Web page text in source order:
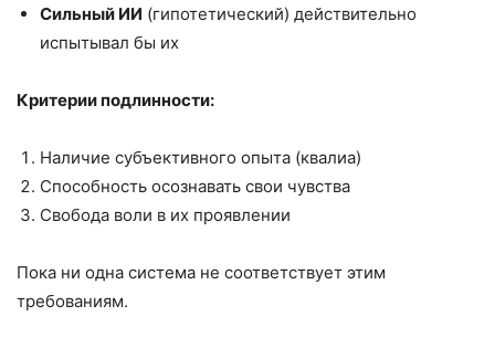
Сильный ИИ (гипотетический) действительно
испытывал бы их
Критерии подлинности:
Наличие субъективного опыта (квалиа)
Способность осознавать свои чувства
Свобода воли в их проявлении
Пока ни одна система не соответствует этим
требованиям.